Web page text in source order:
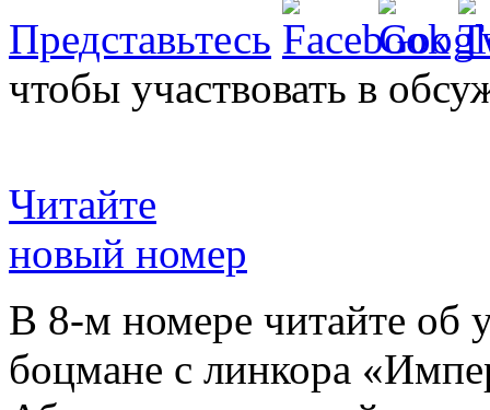
Представьтесь
чтобы участвовать в
Читайте
новый номер
В 8-м номере читайте об
боцмане с линкора